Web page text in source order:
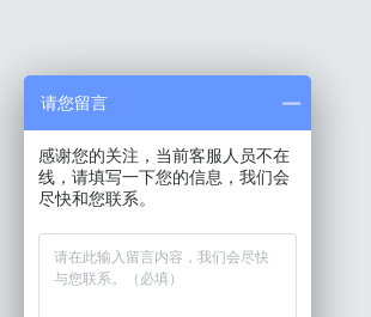
请您留言
感谢您的关注，当前客服人员不在
线，请填写一下您的信息，我们会
尽快和您联系。